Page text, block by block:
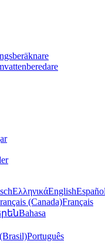
ΕλληνικάEnglish
(Canada)Français
Bahasa
Português